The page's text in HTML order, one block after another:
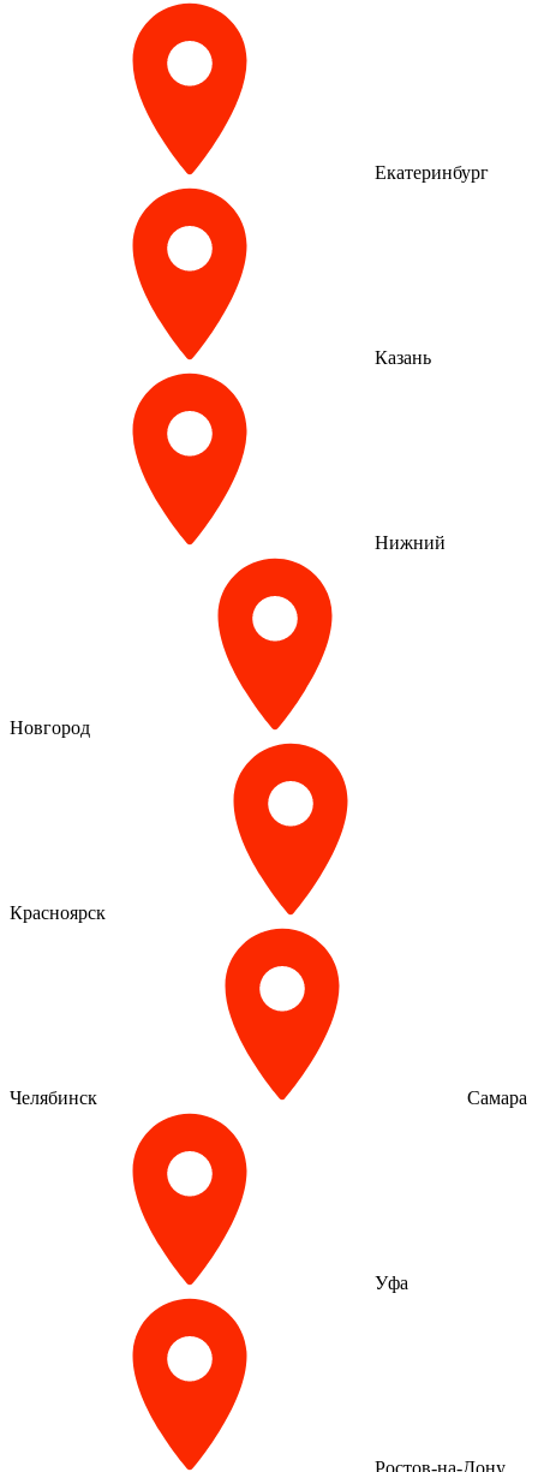
Екатеринбург
Казань
Нижний
Новгород
Красноярск
Челябинск Самара
Уфа
Ростов-на-Дону